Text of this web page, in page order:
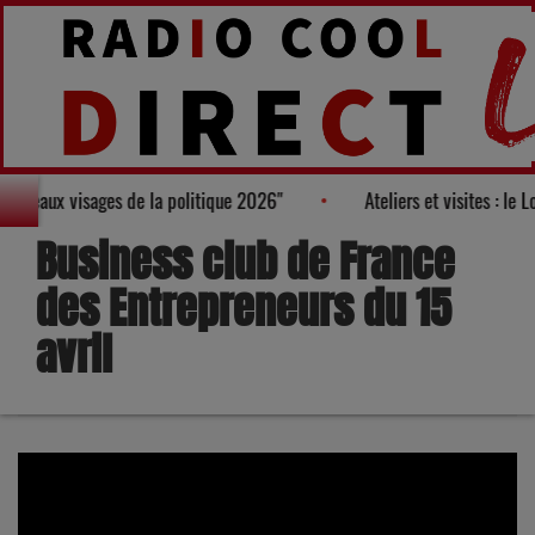
des "100 nouveaux visages de la politique 2026"
Business club de France
des Entrepreneurs du 15
avril